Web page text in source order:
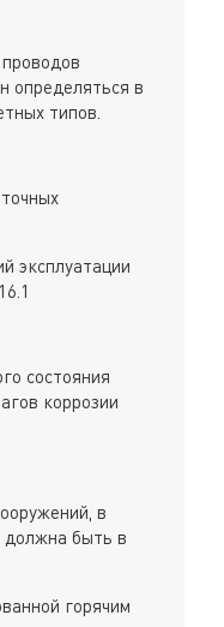
определяться в
типов.
эксплуатации
состояния
коррозии
в
должна быть в
горячим